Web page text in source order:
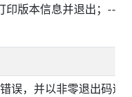
版本信息并退出；--
误，并以非零退出码退